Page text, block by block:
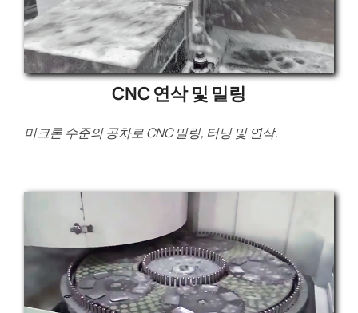
CNC 연삭 및 밀링
미크론 수준의 공차로 CNC 밀링, 터닝 및 연삭.